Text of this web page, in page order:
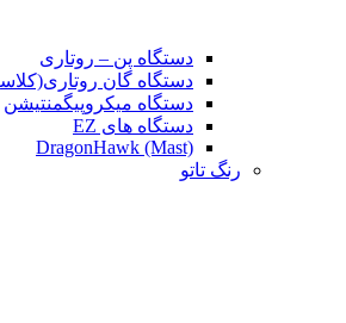
دستگاه پن – روتاری
دستگاه گان
دستگاه میکروپیگمنتیشن
دستگاه های EZ
DragonHawk (Mast)
رنگ تاتو